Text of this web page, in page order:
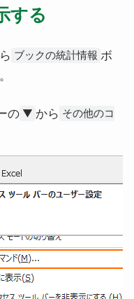
する
ブックの統計情報 ボ
の ▼ から その他のコ